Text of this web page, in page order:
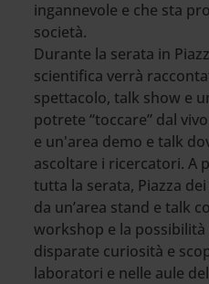
ingannevole e che sta
società.
Durante la serata in
scientifica verrà
spettacolo, talk show e
potrete “toccare” dal
e un'area demo e talk
ascoltare i ricercatori. A
tutta la serata, Piazza
da un’area stand e talk
workshop e la
disparate curiosità e
laboratori e nelle aule